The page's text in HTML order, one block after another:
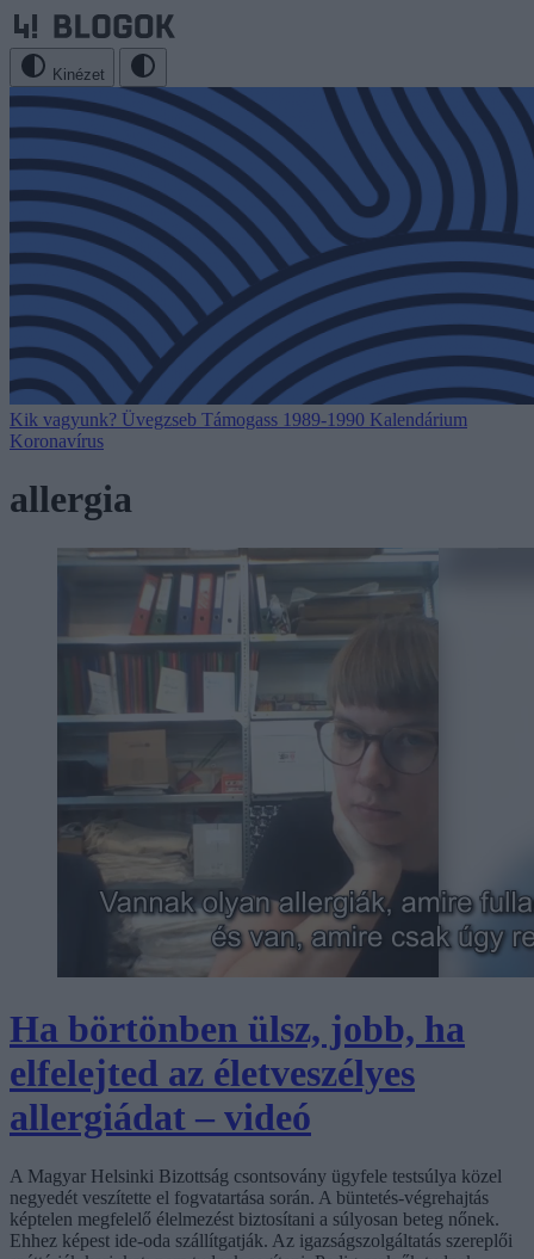
Kinézet
Kik vagyunk? Üvegzseb Támogass 1989-1990 Kalendárium
Koronavírus
allergia
Ha börtönben ülsz, jobb, ha
elfelejted az életveszélyes
allergiádat – videó
A Magyar Helsinki Bizottság csontsovány ügyfele testsúlya közel
negyedét veszítette el fogvatartása során. A büntetés-végrehajtás
képtelen megfelelő élelmezést biztosítani a súlyosan beteg nőnek.
Ehhez képest ide-oda szállítgatják. Az igazságszolgáltatás szereplői